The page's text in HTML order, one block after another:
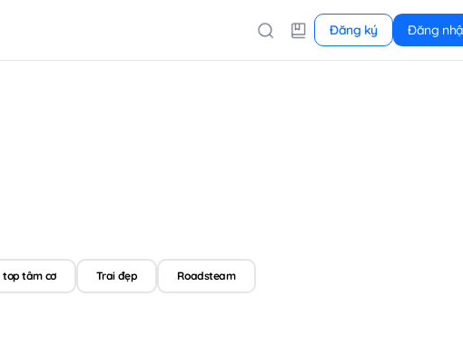
Đăng ký Đăng
top tâm cơ Trai đẹp Roadsteam